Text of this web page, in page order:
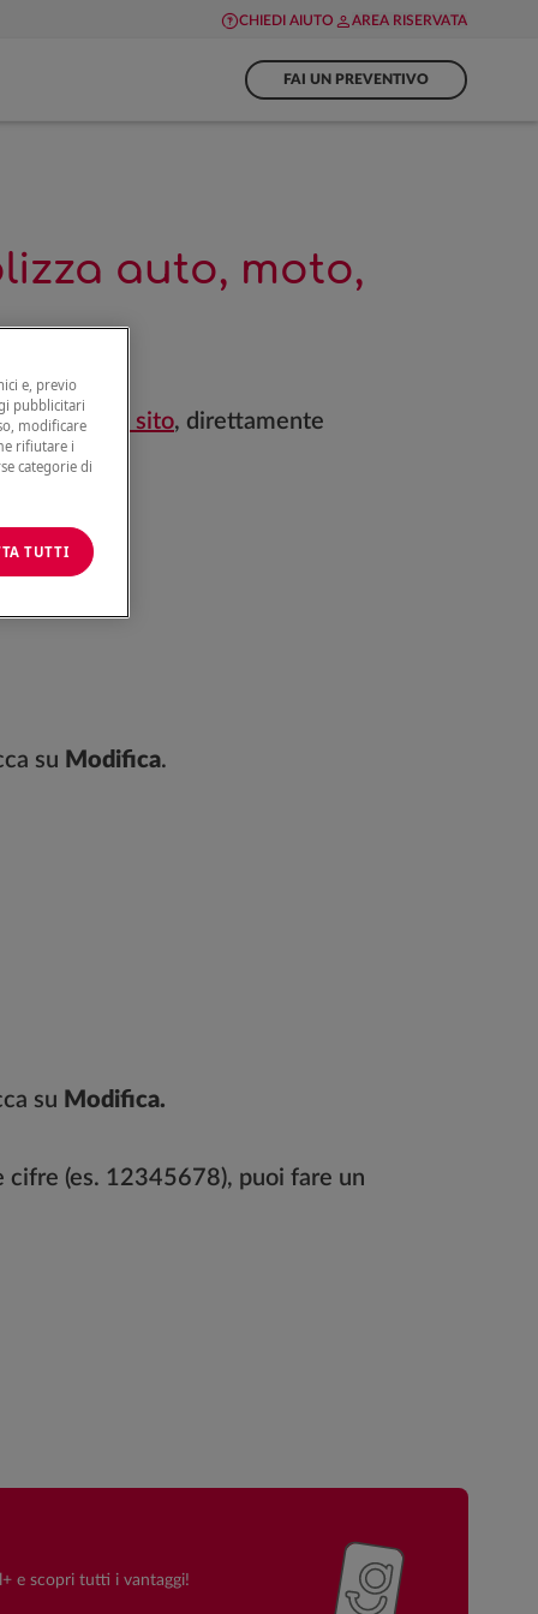
CHIEDI AIUTO AREA RISERVATA
FAI UN PREVENTIVO
auto, moto,
sulnostro sito, direttamente
su Modifica.
su Modifica.
cifre (es. 12345678), puoi fare un
e scopri tutti i vantaggi!
e, previo
pubblicitari
modificare
rifiutare i
categorie di
TUTTI